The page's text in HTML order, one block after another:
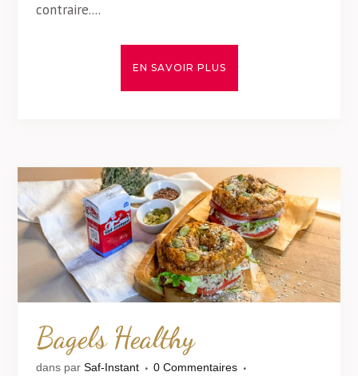
contraire....
EN SAVOIR PLUS
Bagels Healthy
dans parSaf-Instant 0 Commentaires